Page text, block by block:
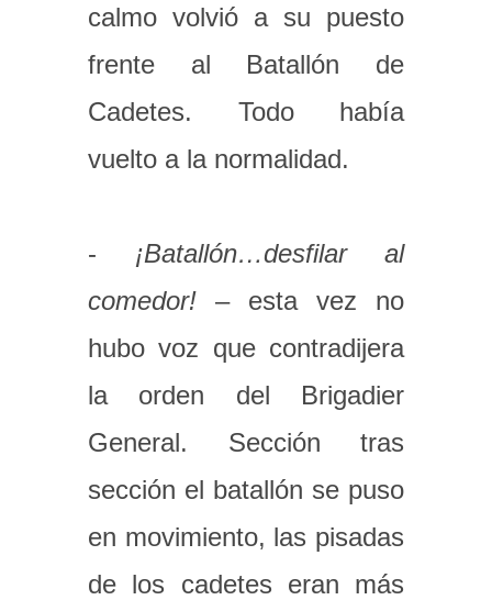
calmo volvió a su puesto
frente al Batallón de
Cadetes. Todo había
vuelto a la normalidad.
- ¡Batallón…desfilar al
comedor! – esta vez no
hubo voz que contradijera
la orden del Brigadier
General. Sección tras
sección el batallón se puso
en movimiento, las pisadas
de los cadetes eran más